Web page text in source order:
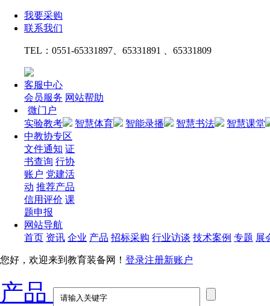
我要采购
联系我们
TEL： 0551-65331897、65331891 、65331809
客服中心
会员服务 网站帮助
微门户
实验教考
智慧体育 智能录播 智慧书法
智慧课堂
中教协专区
文件通知 证
书查询 行协
账户 党建活
动 推荐产品
信用评价 课
题申报
网站导航
首页 资讯 企业 产品 招标采购 行业访谈 技术案例 专题 展
您好，欢迎来到教育装备网！ 登录注册新账户
产品